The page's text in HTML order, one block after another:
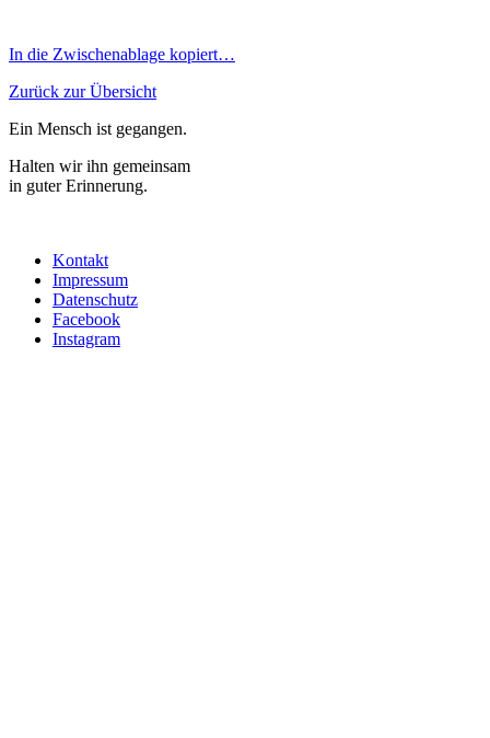
In die Zwischenablage kopiert…
Zurück zur Übersicht
Ein Mensch ist gegangen.
Halten wir ihn gemeinsam
in guter Erinnerung.
Kontakt
Impressum
Datenschutz
Facebook
Instagram